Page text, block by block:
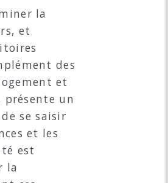
la
et
des
et
un
se saisir
et les
est
la